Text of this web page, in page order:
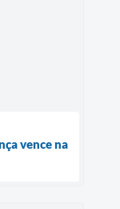
vence na